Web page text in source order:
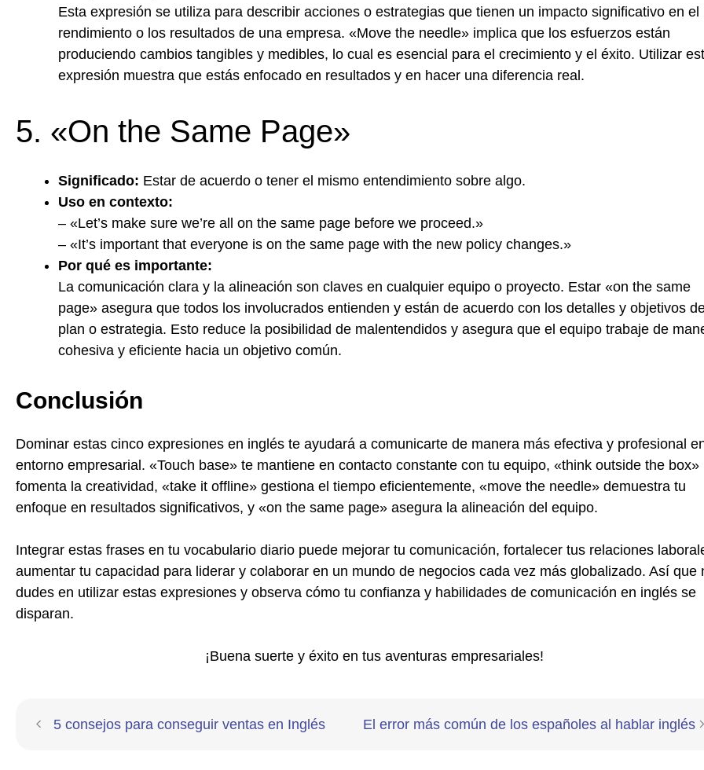
Esta expresión se utiliza para describir acciones o estrategias que tienen un impacto significativo en el
rendimiento o los resultados de una empresa. «Move the needle» implica que los esfuerzos están
produciendo cambios tangibles y medibles, lo cual es esencial para el crecimiento y el éxito. Utilizar
expresión muestra que estás enfocado en resultados y en hacer una diferencia real.
5. «On the Same Page»
Significado: Estar de acuerdo o tener el mismo entendimiento sobre algo.
Uso en contexto:
– «Let’s make sure we’re all on the same page before we proceed.»
– «It’s important that everyone is on the same page with the new policy changes.»
Por qué es importante:
La comunicación clara y la alineación son claves en cualquier equipo o proyecto. Estar «on the same
page» asegura que todos los involucrados entienden y están de acuerdo con los detalles y objetivos
plan o estrategia. Esto reduce la posibilidad de malentendidos y asegura que el equipo trabaje de
cohesiva y eficiente hacia un objetivo común.
Conclusión
Dominar estas cinco expresiones en inglés te ayudará a comunicarte de manera más efectiva y profesional
entorno empresarial. «Touch base» te mantiene en contacto constante con tu equipo, «think outside the box»
fomenta la creatividad, «take it offline» gestiona el tiempo eficientemente, «move the needle» demuestra tu
enfoque en resultados significativos, y «on the same page» asegura la alineación del equipo.
Integrar estas frases en tu vocabulario diario puede mejorar tu comunicación, fortalecer tus relaciones
aumentar tu capacidad para liderar y colaborar en un mundo de negocios cada vez más globalizado. Así que
dudes en utilizar estas expresiones y observa cómo tu confianza y habilidades de comunicación en inglés se
disparan.
¡Buena suerte y éxito en tus aventuras empresariales!
5 consejos para conseguir ventas en Inglés El error más común de los españoles al hablar inglés